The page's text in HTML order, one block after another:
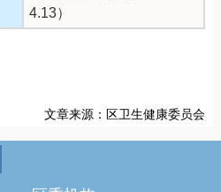
4.13）
文章来源：区卫生健康委员会